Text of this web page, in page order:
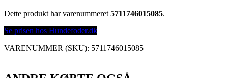
Dette produkt har varenummeret 5711746015085.
Se prisen hos Hundefoder.dk
VARENUMMER (SKU): 5711746015085